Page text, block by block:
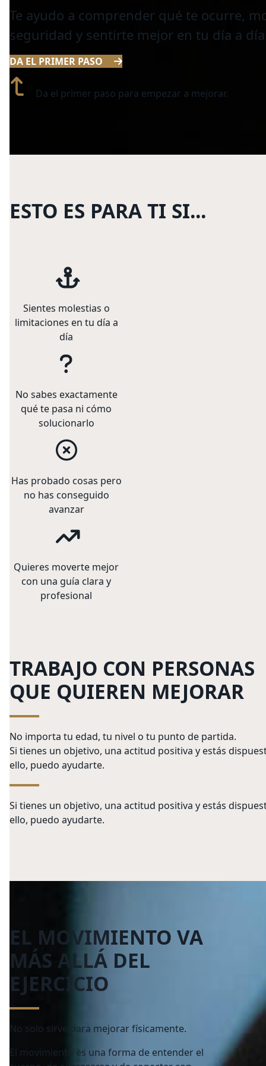
Te ayudo a comprender qué te ocurre,
seguridad y sentirte mejor en tu día a
DA EL PRIMER PASO
Da el primer paso para empezar a mejorar.
ESTO ES PARA TI SI...
Sientes molestias o
limitaciones en tu día a
día
No sabes exactamente
qué te pasa ni cómo
solucionarlo
Has probado cosas pero
no has conseguido
avanzar
Quieres moverte mejor
con una guía clara y
profesional
TRABAJO CON PERSONAS
QUE QUIEREN MEJORAR
No importa tu edad, tu nivel o tu punto de partida.
Si tienes un objetivo, una actitud positiva y estás
ello, puedo ayudarte.
Si tienes un objetivo, una actitud positiva y estás
ello, puedo ayudarte.
EL MOVIMIENTO VA
MÁS ALLÁ DEL
EJERCICIO
No solo sirve para mejorar físicamente.
El movimiento es una forma de entender el